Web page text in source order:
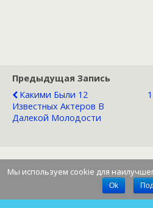
Предыдущая Запись
Какими Были 12
Известных Актеров В
Далекой Молодости
Мы используем cookie для
Ok